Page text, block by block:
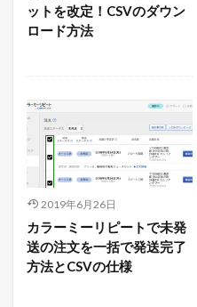
ットを改定！CSVのダウン
ロード方法
2019年6月26日
カラーミーリピートで未発
送の注文を一括で発送完了
方法とCSVの仕様